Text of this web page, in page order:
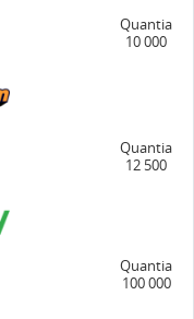
Quantia
10 000
Quantia
12 500
Quantia
100 000